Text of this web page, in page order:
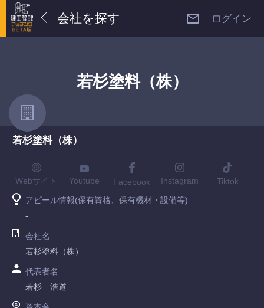
会社を探す ログイン
若杉塗料（株）
若杉塗料（株）
Webサイト Youtube Facebook Instagram Tiktok
アピール情報(保有資格、保有機材・設備等)
-
会社名
若杉塗料（株）
代表者名
若杉 浩道